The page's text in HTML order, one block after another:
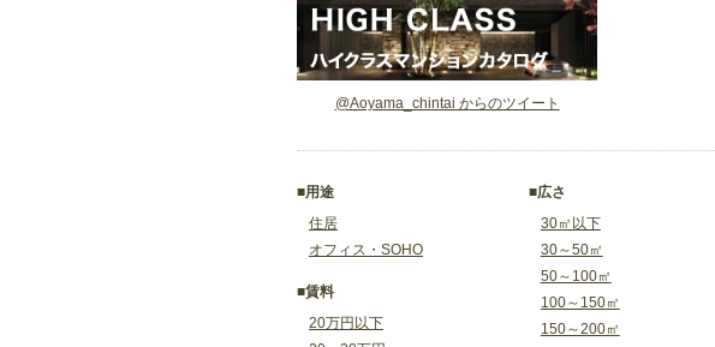
@Aoyama_chintai からのツイート
■用途
住居
オフィス・SOHO
■賃料
20万円以下
■広さ
30㎡以下
30～50㎡
50～100㎡
100～150㎡
150～200㎡